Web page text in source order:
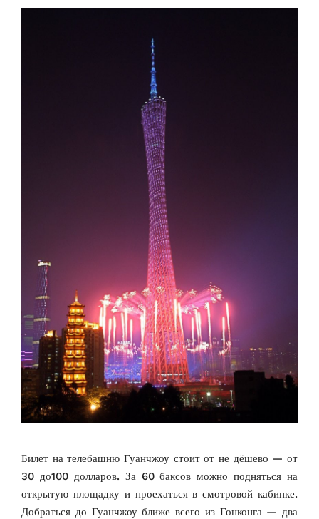
Билет на телебашню Гуанчжоу стоит от не дёшево — от
30 до100 долларов. За 60 баксов можно подняться на
открытую площадку и проехаться в смотровой кабинке.
Добраться до Гуанчжоу ближе всего из Гонконга — два